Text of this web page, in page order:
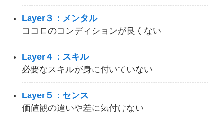
Layer３：メンタル
ココロのコンディションが良くない
Layer４：スキル
必要なスキルが身に付いていない
Layer５：センス
価値観の違いや差に気付けない